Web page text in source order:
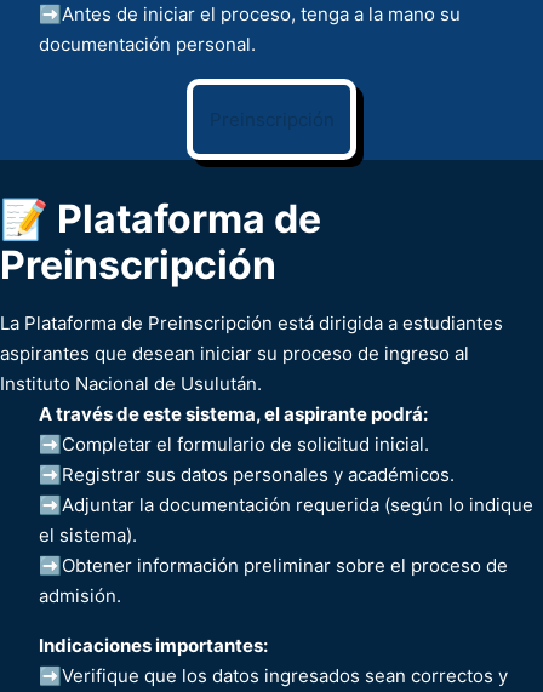
➡️Antes de iniciar el proceso, tenga a la mano su
documentación personal.
Preinscripción
📝 Plataforma de
Preinscripción
La Plataforma de Preinscripción está dirigida a estudiantes
aspirantes que desean iniciar su proceso de ingreso al
Instituto Nacional de Usulután.
A través de este sistema, el aspirante podrá:
➡️Completar el formulario de solicitud inicial.
➡️Registrar sus datos personales y académicos.
➡️Adjuntar la documentación requerida (según lo indique
el sistema).
➡️Obtener información preliminar sobre el proceso de
admisión.
Indicaciones importantes:
➡️Verifique que los datos ingresados sean correctos y